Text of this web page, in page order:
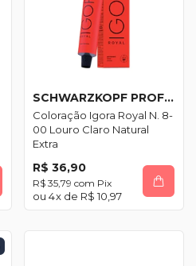
SCHWARZKOPF PROFESSIONAL
Coloração Igora Royal N. 8-
00 Louro Claro Natural
Extra
R$ 36,90
R$ 35,79 com Pix
4x de R$ 10,97